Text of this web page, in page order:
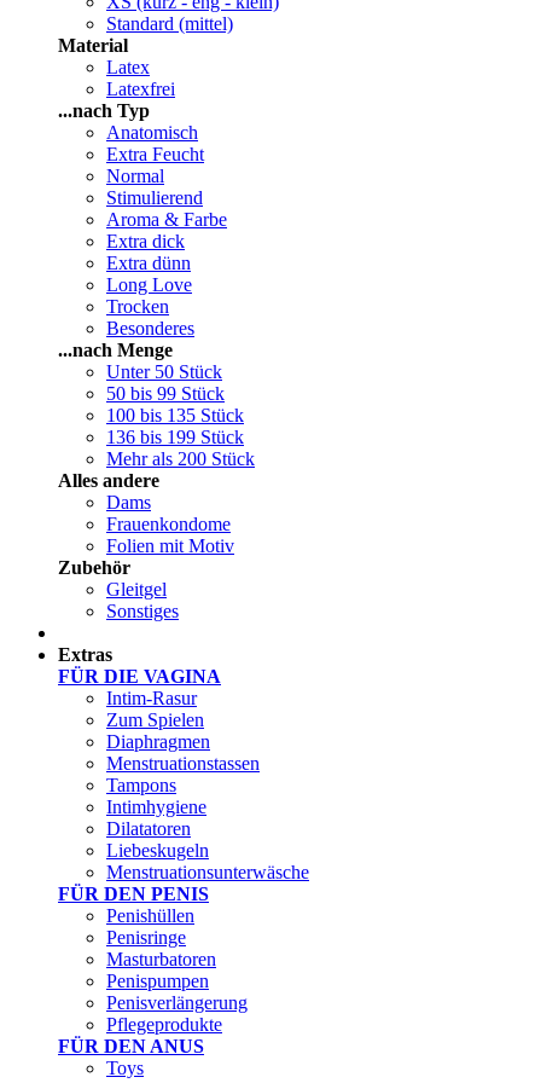
Standard (mittel)
Material
Latex
Latexfrei
...nach Typ
Anatomisch
Extra Feucht
Normal
Stimulierend
Aroma & Farbe
Extra dick
Extra dünn
Long Love
Trocken
Besonderes
...nach Menge
Unter 50 Stück
50 bis 99 Stück
100 bis 135 Stück
136 bis 199 Stück
Mehr als 200 Stück
Alles andere
Dams
Frauenkondome
Folien mit Motiv
Zubehör
Gleitgel
Sonstiges
Extras
FÜR DIE VAGINA
Intim-Rasur
Zum Spielen
Diaphragmen
Menstruationstassen
Tampons
Intimhygiene
Dilatatoren
Liebeskugeln
Menstruationsunterwäsche
FÜR DEN PENIS
Penishüllen
Penisringe
Masturbatoren
Penispumpen
Penisverlängerung
Pflegeprodukte
FÜR DEN ANUS
Toys